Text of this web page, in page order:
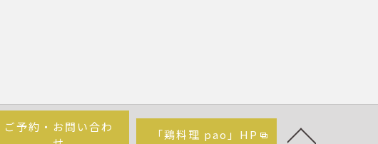
ご予約・お問い合わ
「鶏料理 pao」HP